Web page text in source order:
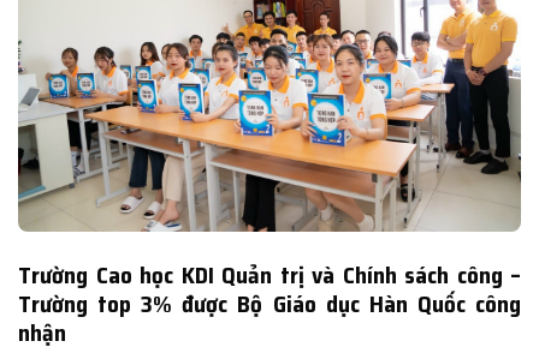
Trường Cao học KDI Quản trị và Chính sách công –
Trường top 3% được Bộ Giáo dục Hàn Quốc công
nhận